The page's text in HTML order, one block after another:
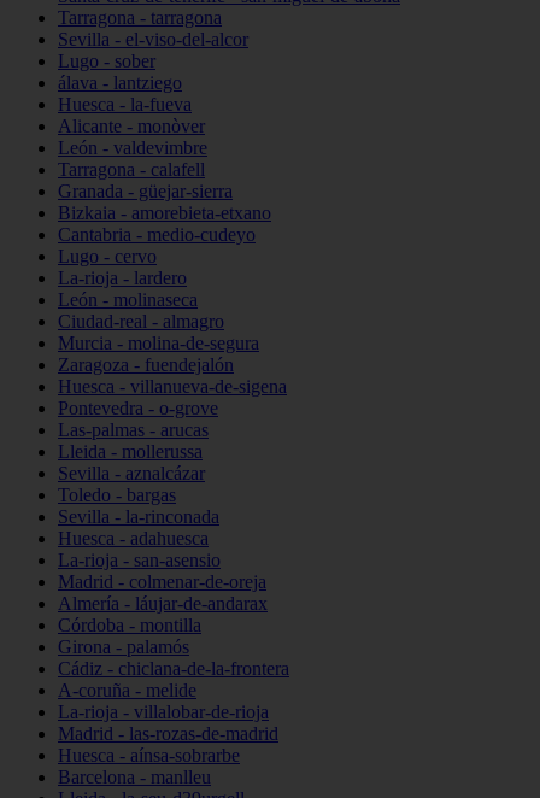
Tarragona - tarragona
Sevilla - el-viso-del-alcor
Lugo - sober
álava - lantziego
Huesca - la-fueva
Alicante - monòver
León - valdevimbre
Tarragona - calafell
Granada - güejar-sierra
Bizkaia - amorebieta-etxano
Cantabria - medio-cudeyo
Lugo - cervo
La-rioja - lardero
León - molinaseca
Ciudad-real - almagro
Murcia - molina-de-segura
Zaragoza - fuendejalón
Huesca - villanueva-de-sigena
Pontevedra - o-grove
Las-palmas - arucas
Lleida - mollerussa
Sevilla - aznalcázar
Toledo - bargas
Sevilla - la-rinconada
Huesca - adahuesca
La-rioja - san-asensio
Madrid - colmenar-de-oreja
Almería - láujar-de-andarax
Córdoba - montilla
Girona - palamós
Cádiz - chiclana-de-la-frontera
A-coruña - melide
La-rioja - villalobar-de-rioja
Madrid - las-rozas-de-madrid
Huesca - aínsa-sobrarbe
Barcelona - manlleu